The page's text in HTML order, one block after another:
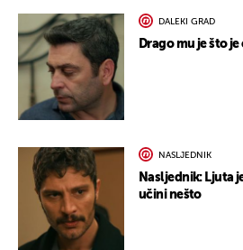
DALEKI GRAD
Drago mu je što
NASLJEDNIK
Nasljednik: Ljuta
učini nešto